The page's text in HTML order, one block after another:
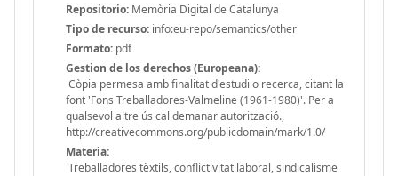
Repositorio: Memòria Digital de Catalunya
Tipo de recurso: info:eu-repo/semantics/other
Formato: pdf
Gestion de los derechos (Europeana):
Còpia permesa amb finalitat d'estudi o recerca, citant la
font 'Fons Treballadores-Valmeline (1961-1980)'. Per a
qualsevol altre ús cal demanar autorització.,
http://creativecommons.org/publicdomain/mark/1.0/
Materia:
Treballadores tèxtils, conflictivitat laboral, sindicalisme